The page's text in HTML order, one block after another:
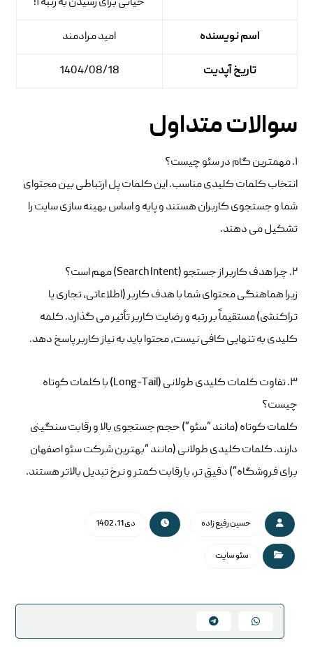
اسم نویسنده امید مرادمند
تاریخ آپدیت 1404/08/18
سوالات متداول
۱. مهمترین گام در سئو چیست؟
انتخاب کلمات کلیدی مناسب. این کلمات پل ارتباطی بین محتوای
شما و جستجوی کاربران هستند و پایه و اساس بهینه سازی سایت را
تشکیل می دهند.
۲. چرا هدف کاربر از جستجو (Search Intent) مهم است؟
زیرا هماهنگی محتوای شما با هدف کاربر (اطلاعاتی، تجاری یا
تراکنشی) مستقیماً بر رتبه و رضایت کاربر تأثیر می گذارد. کلمه
کلیدی به تنهایی کافی نیست، محتوا باید به نیاز کاربر پاسخ دهد.
۳. تفاوت کلمات کلیدی طولانی (Long-Tail) با کلمات کوتاه
چیست؟
کلمات کوتاه (مانند “سئو”) حجم جستجوی بالا و رقابت سنگینی
دارند. کلمات کلیدی طولانی (مانند “بهترین شرکت سئو اصفهان
برای فروشگاه”) دقیق تر، با رقابت کمتر و نرخ تبدیل بالاتر هستند.
حسین رفیع زاده دی 11, 1402
سئو سایت